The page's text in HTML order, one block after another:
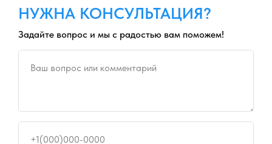
НУЖНА КОНСУЛЬТАЦИЯ?
Задайте вопрос и мы с радостью вам поможем!
Ваш вопрос или комментарий
+1(000)000-0000